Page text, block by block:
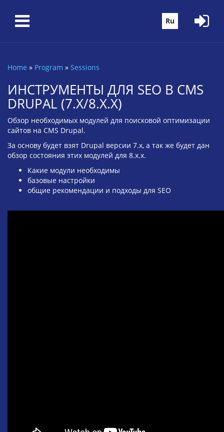
Ru
You are here
Home » Program » Sessions
ИНСТРУМЕНТЫ ДЛЯ SEO В CMS
DRUPAL (7.X/8.X.X)
Обзор необходимых модулей для поисковой оптимизации
сайтов на CMS Drupal.
За основу будет взят Drupal версии 7.x, а так же будет дан
обзор состояния этих модулей для 8.x.x.
Какие модули необходимы
базовые настройки
общие рекомендации и подходы для SEO